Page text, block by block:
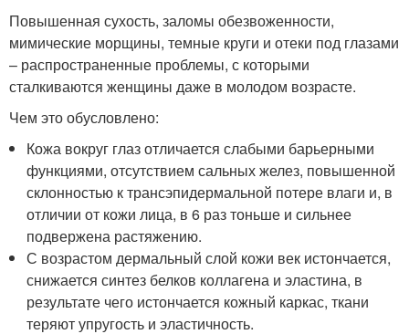
Повышенная сухость, заломы обезвоженности,
мимические морщины, темные круги и отеки под глазами
– распространенные проблемы, с которыми
сталкиваются женщины даже в молодом возрасте.
Чем это обусловлено:
Кожа вокруг глаз отличается слабыми барьерными
функциями, отсутствием сальных желез, повышенной
склонностью к трансэпидермальной потере влаги и, в
отличии от кожи лица, в 6 раз тоньше и сильнее
подвержена растяжению.
С возрастом дермальный слой кожи век истончается,
снижается синтез белков коллагена и эластина, в
результате чего истончается кожный каркас, ткани
теряют упругость и эластичность.